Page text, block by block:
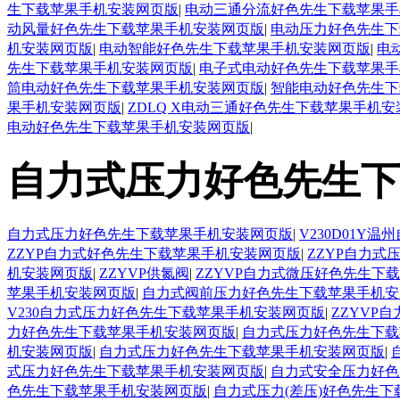
生下载苹果手机安装网页版| 电动三通分流好色先生下载苹果
动风量好色先生下载苹果手机安装网页版| 电动压力好色先生
机安装网页版| 电动智能好色先生下载苹果手机安装网页版| 电
先生下载苹果手机安装网页版| 电子式电动好色先生下载苹果
筒电动好色先生下载苹果手机安装网页版| 智能电动好色先生
果手机安装网页版| ZDLQ X电动三通好色先生下载苹果手机安
电动好色先生下载苹果手机安装网页版|
自力式压力好色先生
自力式压力好色先生下载苹果手机安装网页版| V230D01Y温
ZZYP自力式好色先生下载苹果手机安装网页版| ZZYP自力式
机安装网页版| ZZYVP供氮阀| ZZYVP自力式微压好色先生下
苹果手机安装网页版| 自力式阀前压力好色先生下载苹果手机
V230自力式压力好色先生下载苹果手机安装网页版| ZZYVP自
力好色先生下载苹果手机安装网页版| 自力式压力好色先生下
机安装网页版| 自力式压力好色先生下载苹果手机安装网页版|
式压力好色先生下载苹果手机安装网页版| 自力式安全压力好
色先生下载苹果手机安装网页版| 自力式压力(差压)好色先生